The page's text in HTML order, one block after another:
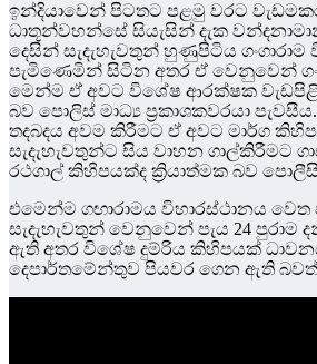
ඉන්දියාවෙන් පිටතට පළමු වරට
ධාතූන්වහන්සේ සියැසින් දැක
දෙසින් සැදැහැවතුන් හුණුපිටිය ගංගාරාම
පැමිණෙමින් සිටින අතර ඒ වෙනුවෙන්
මෙන්ම ඒ අවට විශේෂ ආරක්ෂක
බව පොලිස් මාධ්‍ය ප්‍රකාශකවරයා
තදබදය අවම කිරීමට ඒ අවට මාර්ග
සැදැහැවතුන්ට සිය වාහන ගාල්කිරීමට
රථගාල් කිහිපයක්ද ක්‍රියාත්මක බව
එමෙන්ම ගඟාරාමය විහාරස්ථානය
සැදැහැවතුන් වෙනුවෙන් පැය 24 පුරාම
ඇති අතර විශේෂ දුම්රිය කිහිපයක්
දෙපාර්තමේන්තුව පියවර ගෙන ඇති බවත්